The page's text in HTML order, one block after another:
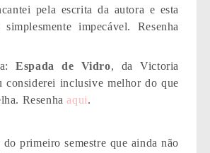
pela escrita da autora e esta
impecável. Resenha
Espada de Vidro, da Victoria
considerei inclusive melhor do que
Resenhaaqui.
primeiro semestre que ainda não